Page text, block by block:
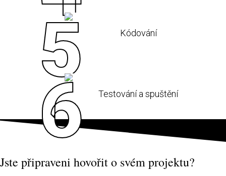
Kódování
Testování a spuštění
Jste připraveni hovořit o svém projektu?